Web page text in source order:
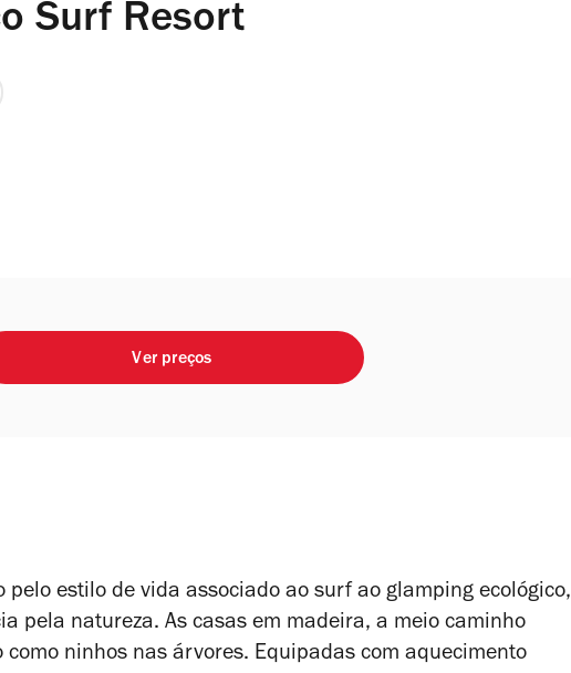
Surf Resort
Ver preços
pelo estilo de vida associado ao surf ao glamping ecológico,
pela natureza. As casas em madeira, a meio caminho
como ninhos nas árvores. Equipadas com aquecimento